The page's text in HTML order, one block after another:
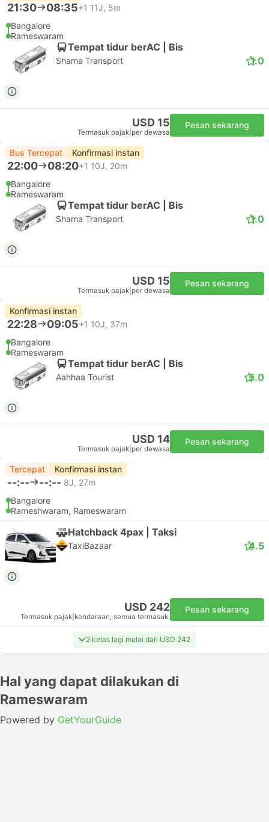
21:30 08:35+1 11J, 5m
Bangalore
Rameswaram
Tempat tidur berAC | Bis
Shama Transport 1.0
USD 15
Termasuk pajak per dewasa
Pesan sekarang
Bus Tercepat Konfirmasi instan
22:00 08:20+1 10J, 20m
Bangalore
Rameswaram
Tempat tidur berAC | Bis
Shama Transport 1.0
USD 15
Termasuk pajak per dewasa
Pesan sekarang
Konfirmasi instan
22:28 09:05+1 10J, 37m
Bangalore
Rameswaram
Tempat tidur berAC | Bis
Aahhaa Tourist 5.0
USD 14
Termasuk pajak per dewasa
Pesan sekarang
Tercepat Konfirmasi instan
--:-- --:-- 8J, 27m
Bangalore
Rameshwaram, Rameswaram
Hatchback 4pax | Taksi
TaxiBazaar 4.5
USD 242
Termasuk pajak kendaraan, semua termasuk.
Pesan sekarang
2 kelas lagi mulai dari USD 242
Hal yang dapat dilakukan di
Rameswaram
Powered by GetYourGuide